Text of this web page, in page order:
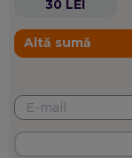
30 LEI
Altă sumă